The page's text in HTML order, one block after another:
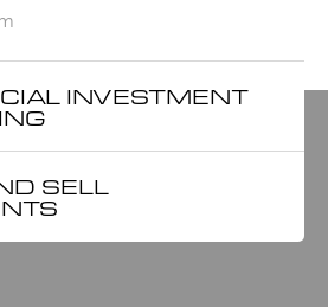
INVESTMENT
SELL